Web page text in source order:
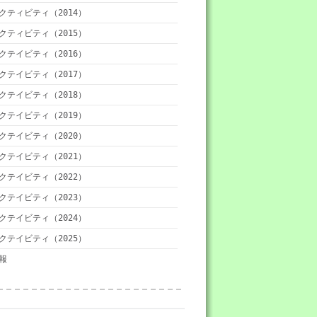
ティビティ（2014）
ティビティ（2015）
テイビティ（2016）
テイビティ（2017）
テイビティ（2018）
テイビティ（2019）
テイビティ（2020）
テイビティ（2021）
テイビティ（2022）
テイビティ（2023）
テイビティ（2024）
テイビティ（2025）